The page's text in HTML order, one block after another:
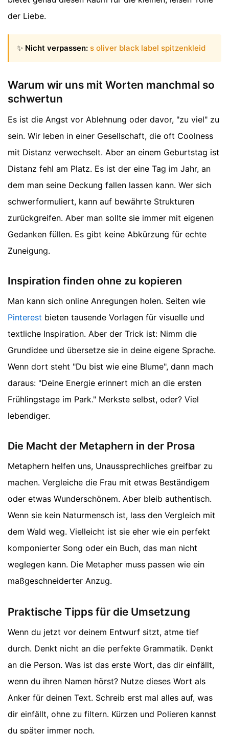
der Liebe.
✨ Nicht verpassen: s oliver black label spitzenkleid
Warum wir uns mit Worten manchmal so
schwertun
Es ist die Angst vor Ablehnung oder davor, "zu viel" zu
sein. Wir leben in einer Gesellschaft, die oft Coolness
mit Distanz verwechselt. Aber an einem Geburtstag ist
Distanz fehl am Platz. Es ist der eine Tag im Jahr, an
dem man seine Deckung fallen lassen kann. Wer sich
schwerformuliert, kann auf bewährte Strukturen
zurückgreifen. Aber man sollte sie immer mit eigenen
Gedanken füllen. Es gibt keine Abkürzung für echte
Zuneigung.
Inspiration finden ohne zu kopieren
Man kann sich online Anregungen holen. Seiten wie
Pinterest bieten tausende Vorlagen für visuelle und
textliche Inspiration. Aber der Trick ist: Nimm die
Grundidee und übersetze sie in deine eigene Sprache.
Wenn dort steht "Du bist wie eine Blume", dann mach
daraus: "Deine Energie erinnert mich an die ersten
Frühlingstage im Park." Merkste selbst, oder? Viel
lebendiger.
Die Macht der Metaphern in der Prosa
Metaphern helfen uns, Unaussprechliches greifbar zu
machen. Vergleiche die Frau mit etwas Beständigem
oder etwas Wunderschönem. Aber bleib authentisch.
Wenn sie kein Naturmensch ist, lass den Vergleich mit
dem Wald weg. Vielleicht ist sie eher wie ein perfekt
komponierter Song oder ein Buch, das man nicht
weglegen kann. Die Metapher muss passen wie ein
maßgeschneiderter Anzug.
Praktische Tipps für die Umsetzung
Wenn du jetzt vor deinem Entwurf sitzt, atme tief
durch. Denkt nicht an die perfekte Grammatik. Denkt
an die Person. Was ist das erste Wort, das dir einfällt,
wenn du ihren Namen hörst? Nutze dieses Wort als
Anker für deinen Text. Schreib erst mal alles auf, was
dir einfällt, ohne zu filtern. Kürzen und Polieren kannst
du später immer noch.